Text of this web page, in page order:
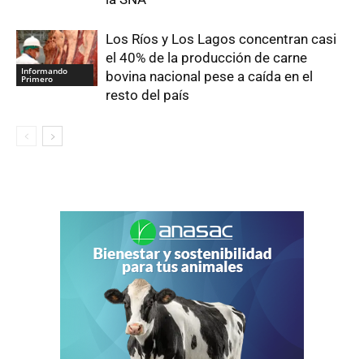
Informando
Primero
Los Ríos y Los Lagos concentran casi
el 40% de la producción de carne
bovina nacional pese a caída en el
resto del país